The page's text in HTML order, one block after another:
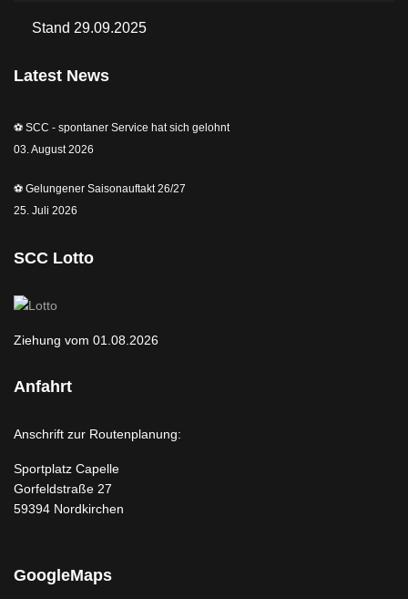
Stand 29.09.2025
Latest News
⚽️ SCC - spontaner Service hat sich gelohnt
03. August 2026
⚽️ Gelungener Saisonauftakt 26/27
25. Juli 2026
SCC Lotto
Ziehung vom 01.08.2026
Anfahrt
Anschrift zur Routenplanung:
Sportplatz Capelle
Gorfeldstraße 27
59394 Nordkirchen
GoogleMaps